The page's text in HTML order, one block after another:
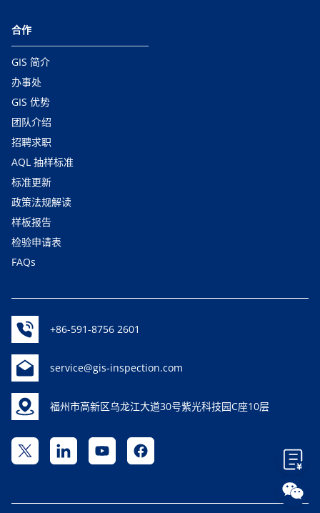
合作
GIS 简介
办事处
GIS 优势
团队介绍
招聘求职
AQL 抽样标准
标准更新
政策法规解读
样板报告
检验申请表
FAQs
+86-591-8756 2601
service@gis-inspection.com
福州市高新区乌龙江大道30号紫光科技园C座10层